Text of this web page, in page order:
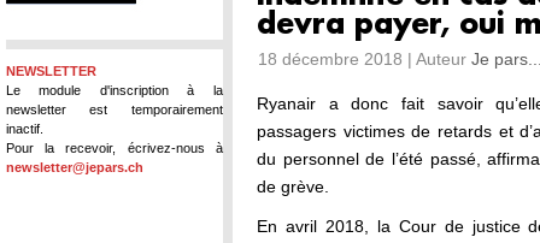
NEWSLETTER
Le module d'inscription à la
newsletter est temporairement
inactif.
Pour la recevoir, écrivez-nous à
newsletter@jepars.ch
devra payer, oui
18 décembre 2018 | Auteur Je
Ryanair a donc fait savoir
passagers victimes de retards et
du personnel de l’été passé,
de grève.
En avril 2018, la Cour de justice